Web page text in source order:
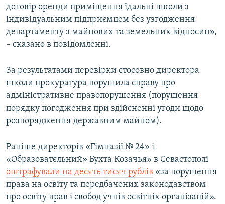
договір оренди приміщення їдальні школи з
індивідуальним підприємцем без узгодження
департаменту з майнових та земельних відносин»,
– сказано в повідомленні.
За результатами перевірки стосовно директора
школи прокуратура порушила справу про
адміністративне правопорушення (порушення
порядку погодження при здійсненні угоди щодо
розпорядження державним майном).
Раніше директорів «Гімназії № 24» і
«Образоватєльний» Бухта Козачья» в Севастополі
оштрафували на десять тисяч рублів «за порушення
права на освіту та передбачених законодавством
про освіту прав і свобод учнів освітніх організацій».